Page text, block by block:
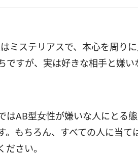
ミステリアスで、本心を周り
ですが、実は好きな相手と嫌
はAB型女性が嫌いな人にとる
。もちろん、すべての人に当
ださい。